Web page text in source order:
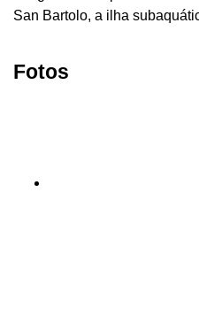
San Bartolo, a ilha
Fotos